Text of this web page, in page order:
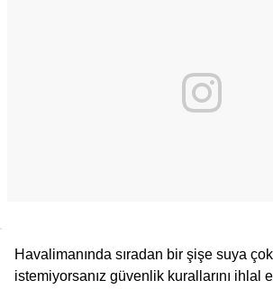
Havalimanında sıradan bir şişe suya
istemiyorsanız güvenlik kurallarını ihlal